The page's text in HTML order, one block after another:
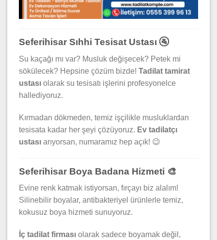
Seferihisar Sıhhi Tesisat Ustası 🚰
Su kaçağı mı var? Musluk değişecek? Petek mi
sökülecek? Hepsine çözüm bizde! Tadilat tamirat
ustası olarak su tesisatı işlerini profesyonelce
hallediyoruz.
Kırmadan dökmeden, temiz işçilikle musluklardan
tesisata kadar her şeyi çözüyoruz. Ev tadilatçı
ustası arıyorsan, numaramız hep açık! 😉
Seferihisar Boya Badana Hizmeti 🎨
Evine renk katmak istiyorsan, fırçayı biz alalım!
Silinebilir boyalar, antibakteriyel ürünlerle temiz,
kokusuz boya hizmeti sunuyoruz.
İç tadilat firması olarak sadece boyamak değil,